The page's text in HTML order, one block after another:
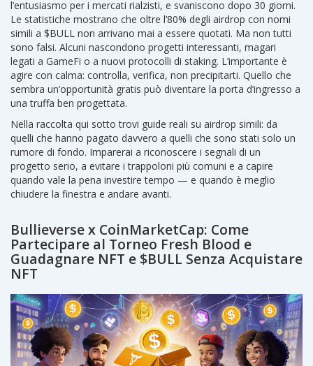
l’entusiasmo per i mercati rialzisti, e svaniscono dopo 30 giorni.
Le statistiche mostrano che oltre l’80% degli airdrop con nomi
simili a $BULL non arrivano mai a essere quotati. Ma non tutti
sono falsi. Alcuni nascondono progetti interessanti, magari
legati a GameFi o a nuovi protocolli di staking. L’importante è
agire con calma: controlla, verifica, non precipitarti. Quello che
sembra un’opportunità gratis può diventare la porta d’ingresso a
una truffa ben progettata.
Nella raccolta qui sotto trovi guide reali su airdrop simili: da
quelli che hanno pagato davvero a quelli che sono stati solo un
rumore di fondo. Imparerai a riconoscere i segnali di un
progetto serio, a evitare i trappoloni più comuni e a capire
quando vale la pena investire tempo — e quando è meglio
chiudere la finestra e andare avanti.
Bullieverse x CoinMarketCap: Come
Partecipare al Torneo Fresh Blood e
Guadagnare NFT e $BULL Senza Acquistare
NFT